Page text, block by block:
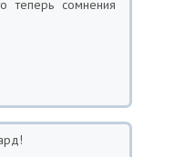
теперь сомнения